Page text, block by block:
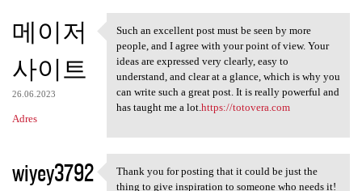
메이저
사이트
26.06.2023
Adres
Such an excellent post must
Such an excellent post must be seen by more
people, and I agree with your point of view. Your
ideas are expressed very clearly, easy to
understand, and clear at a glance, which is why you
can write such a great post. It is really powerful and
has taught me a lot.https://totovera.com
wiyey3792 Thank you for posting that it
Thank you for posting that it could be just the
thing to give inspiration to someone who needs it!